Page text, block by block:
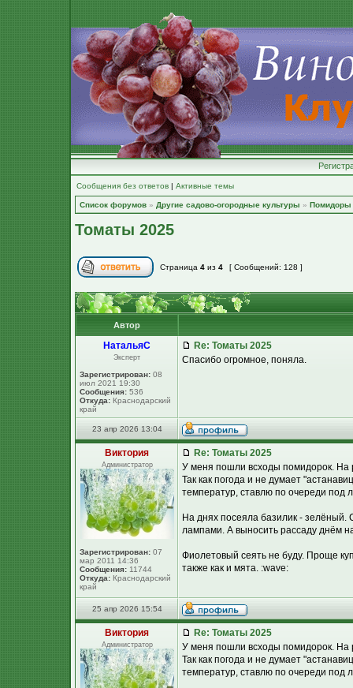
Сообщения без ответов | Активные темы
Список форумов » Другие садово-огородные культуры » Помидоры
Томаты 2025
Страница 4 из 4 [ Сообщений: 128 ]
Автор
НатальяС
Эксперт
Зарегистрирован: 08
июл 2021 19:30
Сообщения: 536
Откуда: Краснодарский
край
Re: Томаты 2025
Спасибо огромное, поняла.
23 апр 2026 13:04
Виктория
Администратор
Зарегистрирован: 07
мар 2011 14:36
Сообщения: 11744
Откуда: Краснодарский
край
Re: Томаты 2025
У меня пошли всходы помидорок. На
Так как погода и не думает
температур, ставлю по очереди под
На днях посеяла базилик -
лампами. А выносить рассаду днём
Фиолетовый сеять не буду. Проще
также как и мята. :wave:
25 апр 2026 15:54
Виктория
Администратор
Re: Томаты 2025
У меня пошли всходы помидорок. На
Так как погода и не думает
температур, ставлю по очереди под